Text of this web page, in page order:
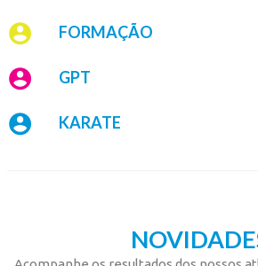
FORMAÇÃO
GPT
KARATE